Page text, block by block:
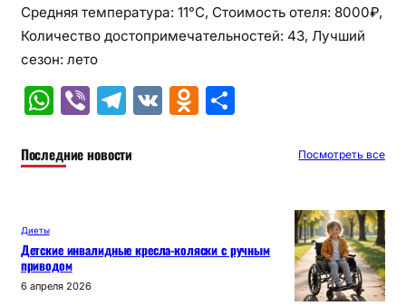
Средняя температура: 11°C, Стоимость отеля: 8000₽,
Количество достопримечательностей: 43, Лучший
сезон: лето
W
at
p
p
Vi
er
T
e
m
V O
a
О
в
Последние новости Посмотреть все
Диеты
Детские инвалидные кресла-коляски с ручным
приводом
6 апреля 2026